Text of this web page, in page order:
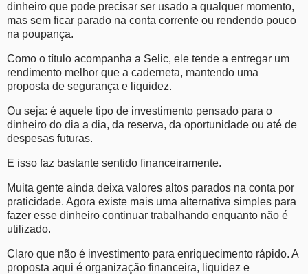
dinheiro que pode precisar ser usado a qualquer momento,
mas sem ficar parado na conta corrente ou rendendo pouco
na poupança.
Como o título acompanha a Selic, ele tende a entregar um
rendimento melhor que a caderneta, mantendo uma
proposta de segurança e liquidez.
Ou seja: é aquele tipo de investimento pensado para o
dinheiro do dia a dia, da reserva, da oportunidade ou até de
despesas futuras.
E isso faz bastante sentido financeiramente.
Muita gente ainda deixa valores altos parados na conta por
praticidade. Agora existe mais uma alternativa simples para
fazer esse dinheiro continuar trabalhando enquanto não é
utilizado.
Claro que não é investimento para enriquecimento rápido. A
proposta aqui é organização financeira, liquidez e